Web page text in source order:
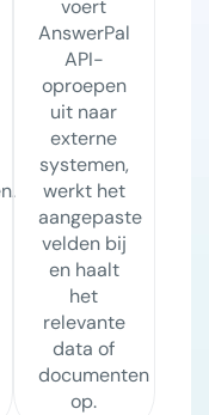
voert
AnswerPal
API-
oproepen
uit naar
externe
systemen,
werkt het
aangepaste
velden bij
en haalt
het
relevante
data of
documenten
op.